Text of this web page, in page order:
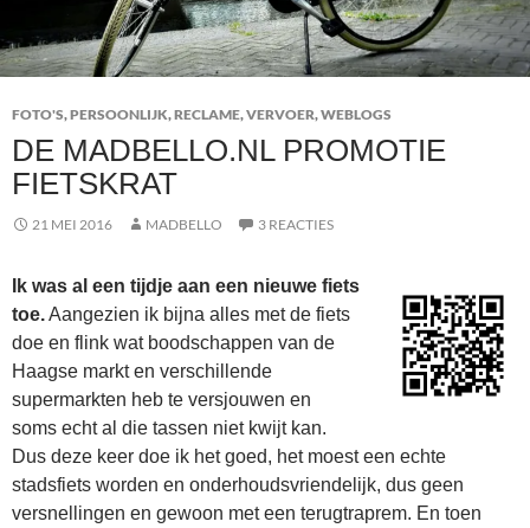
FOTO'S,PERSOONLIJK,RECLAME,VERVOER,WEBLOGS
DE MADBELLO.NL PROMOTIE
FIETSKRAT
21 MEI 2016 MADBELLO 3 REACTIES
Ik was al een tijdje aan een nieuwe fiets
toe.Aangezien ik bijna alles met de fiets
doe en flink wat boodschappen van de
Haagse markt en verschillende
supermarkten heb te versjouwen en
soms echt al die tassen niet kwijt kan.
Dus deze keer doe ik het goed, het moest een echte
stadsfiets worden en onderhoudsvriendelijk, dus geen
versnellingen en gewoon met een terugtraprem. En toen